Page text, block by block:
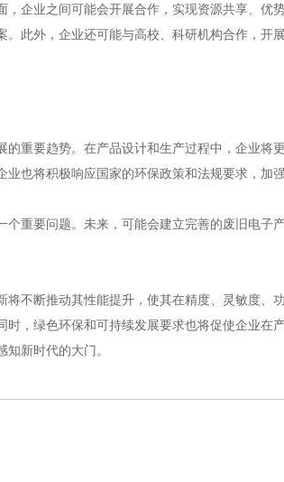
企业之间可能会开展合作，实现资源共享、
此外，企业还可能与高校、科研机构合作，开
重要趋势。在产品设计和生产过程中，企业
也将积极响应国家的环保政策和法规要求，加
重要问题。未来，可能会建立完善的废旧电
不断推动其性能提升，使其在精度、灵敏度、
，绿色环保和可持续发展要求也将促使企业
新时代的大门。